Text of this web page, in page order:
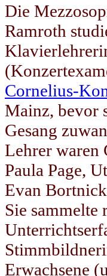
Die
Ramroth
Cornelius-
Mainz, bevor
Gesang
Lehrer waren
Paula Page,
Evan
Sie sammelte
Erwachsene